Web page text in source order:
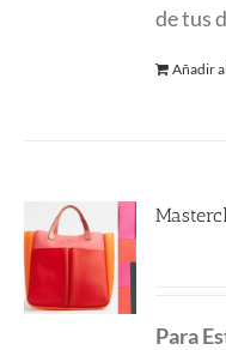
de tus
Añadir
Para